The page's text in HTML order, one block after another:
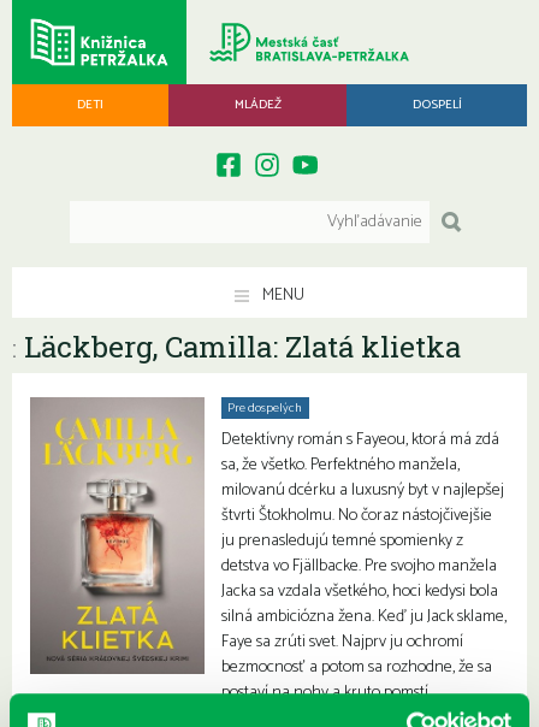
DETI MLÁDEŽ DOSPELÍ
MENU
: Läckberg, Camilla: Zlatá klietka
Pre dospelých
Detektívny román s Fayeou, ktorá má zdá
sa, že všetko. Perfektného manžela,
milovanú dcérku a luxusný byt v najlepšej
štvrti Štokholmu. No čoraz nástojčivejšie
ju prenasledujú temné spomienky z
detstva vo Fjällbacke. Pre svojho manžela
Jacka sa vzdala všetkého, hoci kedysi bola
silná ambiciózna žena. Keď ju Jack sklame,
Faye sa zrúti svet. Najprv ju ochromí
bezmocnosť a potom sa rozhodne, že sa
postaví na nohy a kruto pomstí.